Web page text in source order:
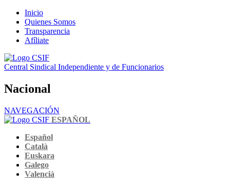
Inicio
Quienes Somos
Transparencia
Afíliate
Central Sindical Independiente y de Funcionarios
Nacional
NAVEGACIÓN
ESPAÑOL
Español
Català
Euskara
Galego
Valencià